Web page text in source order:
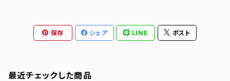
保存 シェア LINE ポスト
最近チェックした商品